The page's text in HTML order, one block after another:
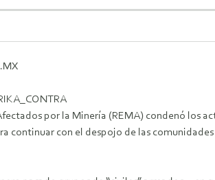
por la Minería (REMA) condenó los
continuar con el despojo de las